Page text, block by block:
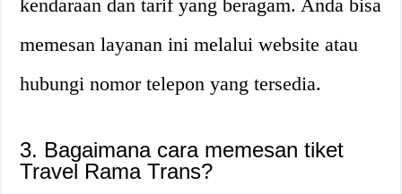
kendaraan dan tarif yang beragam. Anda bisa
memesan layanan ini melalui website atau
hubungi nomor telepon yang tersedia.
3. Bagaimana cara memesan tiket
Travel Rama Trans?